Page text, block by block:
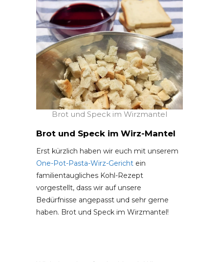
Brot und Speck im Wirzmantel
Brot und Speck im Wirz-Mantel
Erst kürzlich haben wir euch mit unserem
One-Pot-Pasta-Wirz-Gericht ein
familientaugliches Kohl-Rezept
vorgestellt, dass wir auf unsere
Bedürfnisse angepasst und sehr gerne
haben. Brot und Speck im Wirzmantel!